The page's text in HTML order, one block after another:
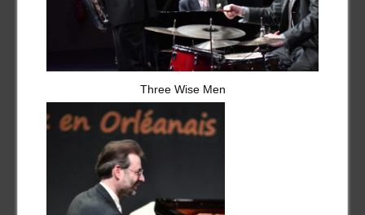
Three Wise Men